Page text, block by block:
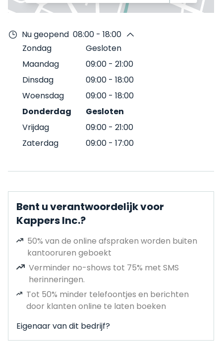
Nu geopend 08:00 - 18:00
Zondag
Gesloten
Maandag
09:00 - 21:00
Dinsdag
09:00 - 18:00
Woensdag
09:00 - 18:00
Donderdag
Gesloten
Vrijdag
09:00 - 21:00
Zaterdag
09:00 - 17:00
Bent u verantwoordelijk voor
Kappers Inc.?
50% van de online afspraken worden buiten
kantooruren geboekt
Verminder no-shows tot 75% met SMS
herinneringen.
Tot 50% minder telefoontjes en berichten
door klanten online te laten boeken
Eigenaar van dit bedrijf?